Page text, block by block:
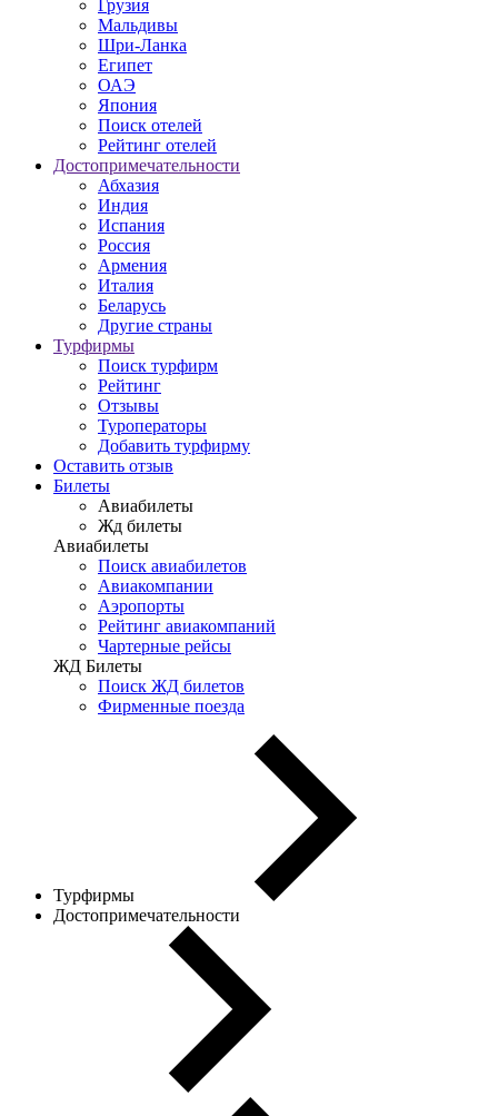
Грузия
Мальдивы
Шри-Ланка
Египет
ОАЭ
Япония
Поиск отелей
Рейтинг отелей
Достопримечательности
Абхазия
Индия
Испания
Россия
Армения
Италия
Беларусь
Другие страны
Турфирмы
Поиск турфирм
Рейтинг
Отзывы
Туроператоры
Добавить турфирму
Оставить отзыв
Билеты
Авиабилеты
Жд билеты
Авиабилеты
Поиск авиабилетов
Авиакомпании
Аэропорты
Рейтинг авиакомпаний
Чартерные рейсы
ЖД Билеты
Поиск ЖД билетов
Фирменные поезда
Турфирмы
Достопримечательности